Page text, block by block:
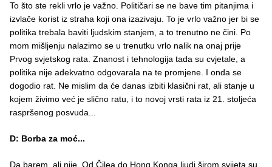
To što ste rekli vrlo je važno. Političari se ne bave tim pitanjima i
izvlače korist iz straha koji ona izazivaju. To je vrlo važno jer bi se
politika trebala baviti ljudskim stanjem, a to trenutno ne čini. Po
mom mišljenju nalazimo se u trenutku vrlo nalik na onaj prije
Prvog svjetskog rata. Znanost i tehnologija tada su cvjetale, a
politika nije adekvatno odgovarala na te promjene. I onda se
dogodio rat. Ne mislim da će danas izbiti klasični rat, ali stanje u
kojem živimo već je slično ratu, i to novoj vrsti rata iz 21. stoljeća
raspršenog posvuda...
D: Borba za moć...
Da barem, ali nije. Od Čilea do Hong Konga ljudi širom svijeta su